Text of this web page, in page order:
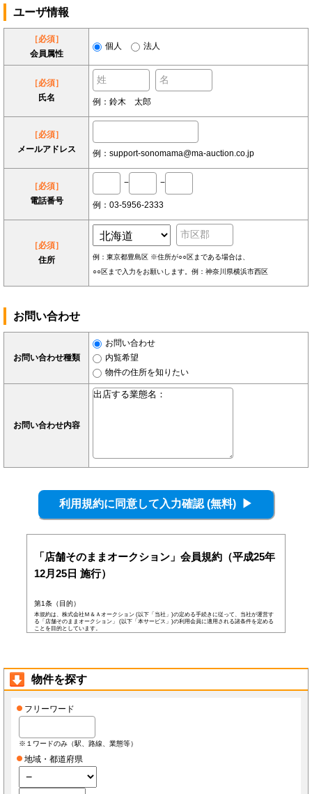
ユーザ情報
［必須］
会員属性
個人 法人
［必須］
氏名
例：鈴木 太郎
［必須］
メールアドレス
例：support-sonomama@ma-auction.co.jp
［必須］
電話番号
− −
例：03-5956-2333
［必須］
住所
例：東京都豊島区 ※住所が○○区まである場合は、
○○区まで入力をお願いします。例：神奈川県横浜市西区
お問い合わせ
お問い合わせ種類
お問い合わせ
内覧希望
物件の住所を知りたい
お問い合わせ内容
「店舗そのままオークション」会員規約（平成25年
12月25日 施行）
第1条（目的）
本規約は、株式会社Ｍ＆Ａオークション (以下「当社」)の定める手続きに従って、当社が運営す
る「店舗そのままオークション」 (以下「本サービス」)の利用会員に適用される諸条件を定める
ことを目的としています。
以下の各号の条件を全て満たした者を本サービスの会員(以下「会員」)とします。
本規約に同意した者
当社所定の登録情報を当社へ提出した者
前項にかかわらず、以下の各号のいずれかに当てはまる者は会員となる資格を持たないもの
とし、会員登録が否認されることがあります。
を取り消すことができるものとします。
未成年者、成年被後見人、被保佐人若しくは被補助人のいずれかの者(ただし、会員登
日本国外に在住の者
破産状態もしくはそれと同等の状態にあり、信用状態が著しく悪化している者
差押え、仮差押え、仮処分、租税滞納処分等を受けている者
物件を探す
フリーワード
※１ワードのみ（駅、路線、業態等）
地域・都道府県